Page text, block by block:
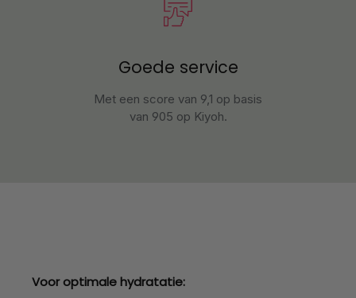
Goede service
Met een score van 9,1 op basis
van 905 op Kiyoh.
Productgalerij overslaan
Voor optimale hydratatie: